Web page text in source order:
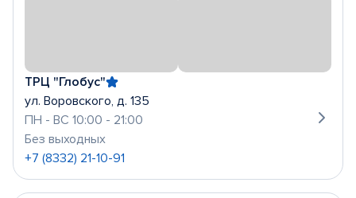
ТРЦ "Глобус"
ул. Воровского, д. 135
ПН - ВС 10:00 - 21:00
Без выходных
+7 (8332) 21-10-91